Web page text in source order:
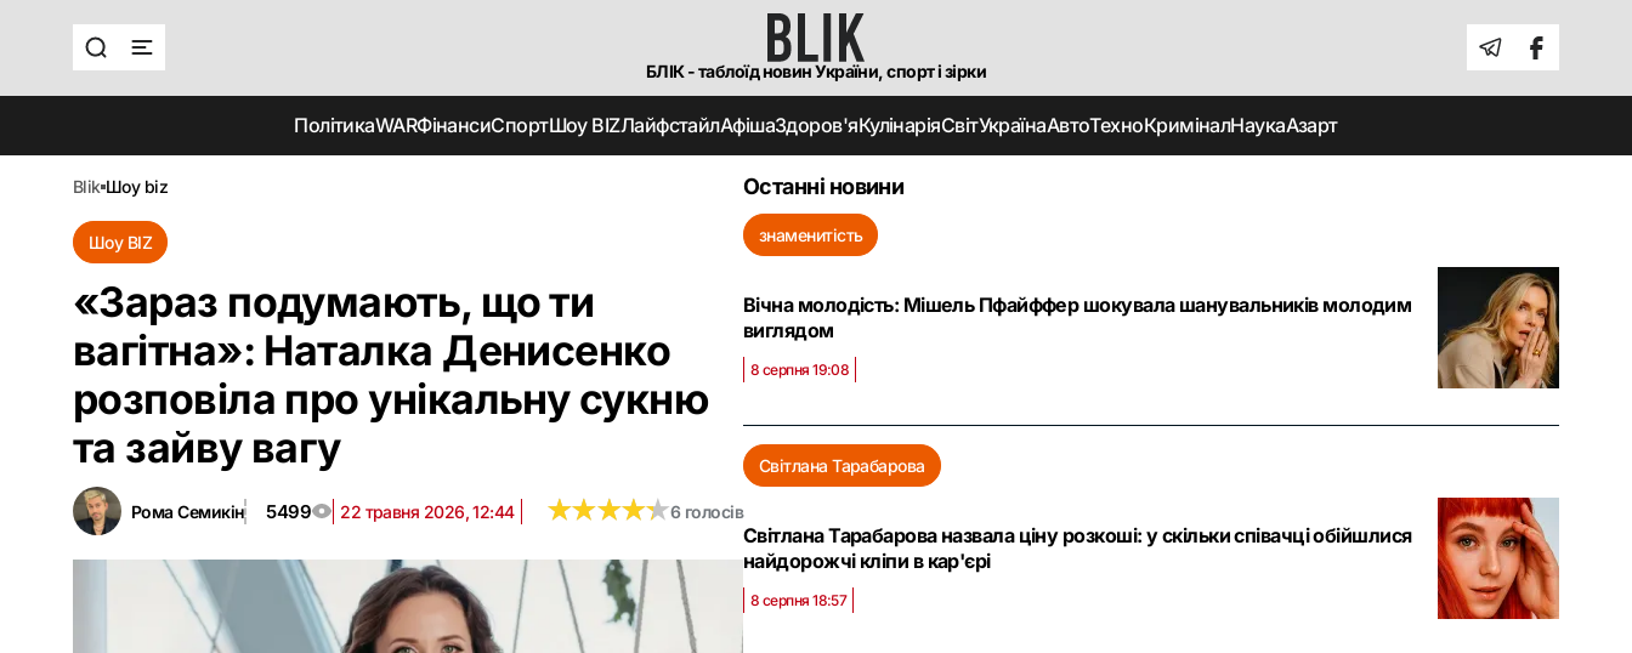
БЛІК - таблоїд новин України, спорт і зірки
ПолітикаWARФінансиСпортШоу BIZЛайфстайлАфішаЗдоров'яКулінаріяСвітУкраїнаАвтоТехноКриміналНаукаАзарт
blik шоу biz
Шоу BIZ
«Зараз подумають, що ти
вагітна»: Наталка Денисенко
розповіла про унікальну сукню
та зайву вагу
Рома Семикін 5499 22 травня 2026, 12:44 ★★★★★
★★★★★6 голосів
Останні новини
знаменитість
Вічна молодість: Мішель Пфайффер шокувала шанувальників молодим
виглядом
8 серпня 19:08
Світлана Тарабарова
Світлана Тарабарова назвала ціну розкоші: у скільки співачці обійшлися
найдорожчі кліпи в кар'єрі
8 серпня 18:57